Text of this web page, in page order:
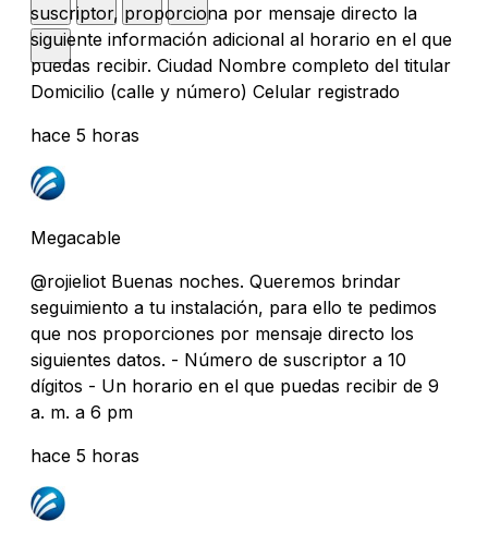
suscriptor, proporciona por mensaje directo la
siguiente información adicional al horario en el que
puedas recibir. Ciudad Nombre completo del titular
Domicilio (calle y número) Celular registrado
hace 5 horas
Megacable
@rojieliot Buenas noches. Queremos brindar
seguimiento a tu instalación, para ello te pedimos
que nos proporciones por mensaje directo los
siguientes datos. - Número de suscriptor a 10
dígitos - Un horario en el que puedas recibir de 9
a. m. a 6 pm
hace 5 horas